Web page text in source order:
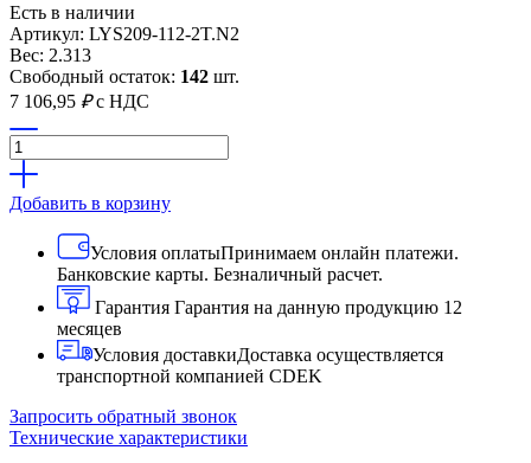
Есть в наличии
Артикул: LYS209-112-2T.N2
Вес: 2.313
Свободный остаток: 142 шт.
7 106,95 ₽ с НДС
Добавить в корзину
Условия оплатыПринимаем онлайн платежи.
Банковские карты. Безналичный расчет.
Гарантия Гарантия на данную продукцию 12
месяцев
Условия доставкиДоставка осуществляется
транспортной компанией CDEK
Запросить обратный звонок
Технические характеристики